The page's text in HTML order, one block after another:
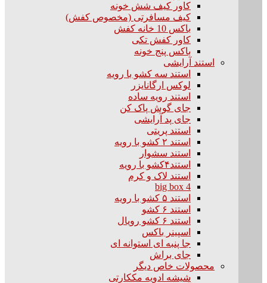
کاور کیف شش خونه
کیف مسافرتی (مخصوص کفش)
باکس 10 خانه کفش
کاور کفش تکی
باکس پنج خونه
استند آرایشی
استند سه کشو با رویه
لوکس ارگانایزر
استند رویه ساده
جای گوش پاک کن
جای پد آرایشی
استند پریتی
استند ۲ کشو با رویه
استند سشوار
استند۴کشو با رویه
استند لاک و کرم
big box 4
استند ۵ کشو با رویه
استند ۶ کشو
استند ۶ کشو رویال
اسپینر باکس
جا پنبه ای استوانه ای
جای براش
محصولات خاص دیگر
شیشه ادویه مککارتی